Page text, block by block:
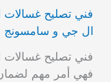
ال جي و سامسونج
فني تصليح غسالات
فهي أمر مهم